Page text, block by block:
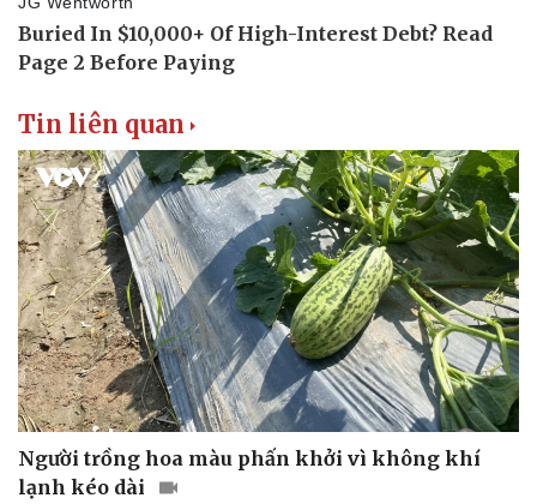
Tin liên quan
Người trồng hoa màu phấn khởi vì không khí
lạnh kéo dài